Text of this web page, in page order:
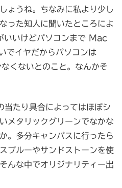
ょうね。ちなみに私より少し
った知人に聞いたところによ
いけどパソコンまで Mac
でイヤだからパソコンは
くないとのこと。なんかそ
たり具合によってはほぼシ
メタリックグリーンでなかな
。多分キャンパスに行ったら
ブルーやサンドストーンを使
んな中でオリジナリティー出